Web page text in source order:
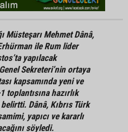
Müsteşarı Mehmet Dânâ,
ile Rum lider
yapılacak
Sekreteri’nin ortaya
kapsamında yeni ve
toplantısına hazırlık
Dânâ, Kıbrıs Türk
yapıcı ve kararlı
söyledi.